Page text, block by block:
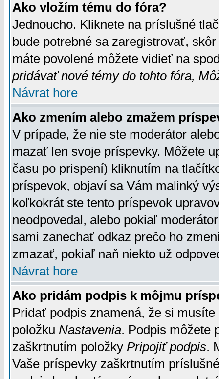
Ako vložím tému do fóra?
Jednoucho. Kliknete na príslušné
bude potrebné sa zaregistrovať,
máte povolené môžete vidieť na
pridávať nové témy do tohto fóra,
Návrat hore
Ako zmením alebo zmažem
V prípade, že nie ste moderátor
mazať len svoje príspevky. Môžete
času po prispení) kliknutím na
príspevok, objaví sa Vám malinký
koľkokrát ste tento príspevok
neodpovedal, alebo pokiaľ
sami zanechať odkaz prečo ho
zmazať, pokiaľ naň niekto už
Návrat hore
Ako pridám podpis k môjmu
Pridať podpis znamená, že si
položku Nastavenia. Podpis môžete
zaškrtnutím položky Pripojiť podpis.
Vaše príspevky zaškrtnutím